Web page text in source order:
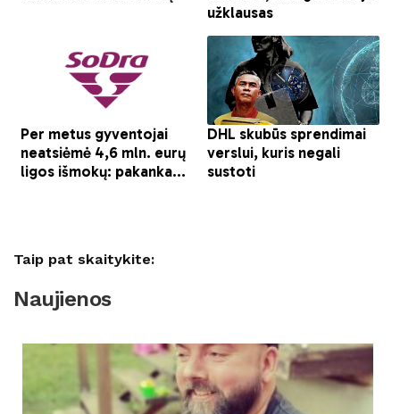
Taip pat skaitykite:
Naujienos